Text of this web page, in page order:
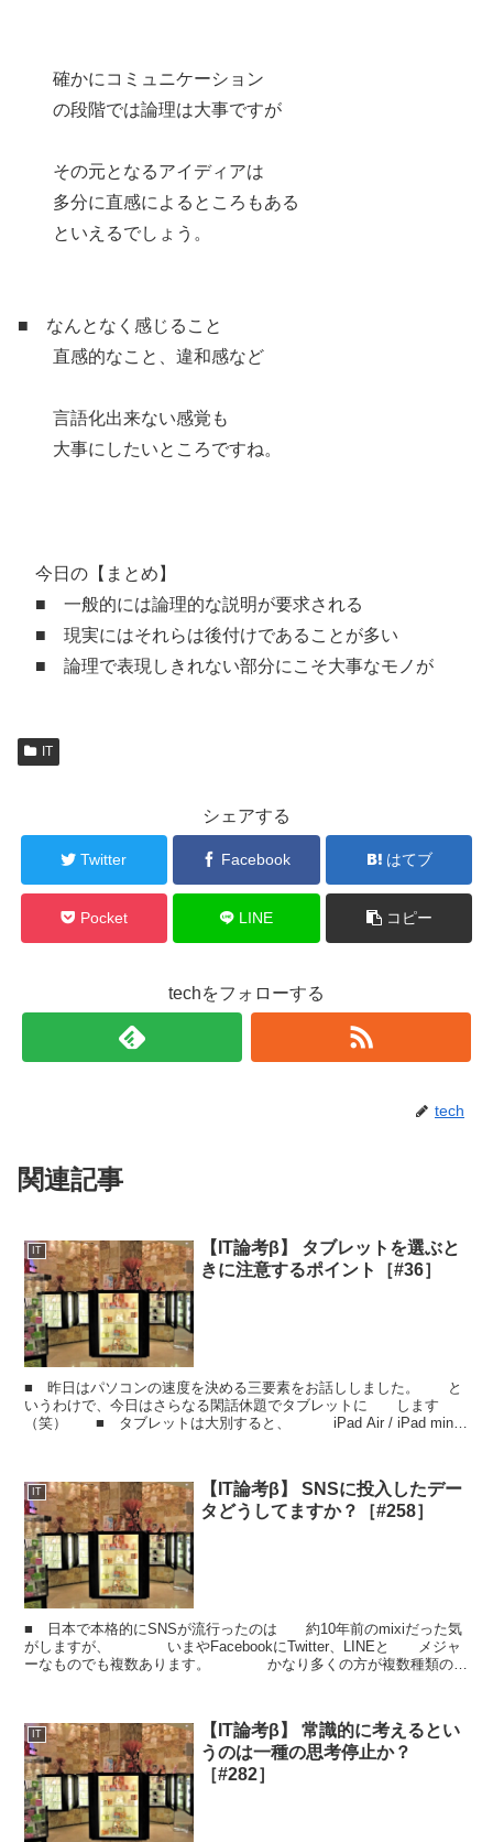
確かにコミュニケーション
の段階では論理は大事ですが
その元となるアイディアは
多分に直感によるところもある
といえるでしょう。
■ なんとなく感じること
直感的なこと、違和感など
言語化出来ない感覚も
大事にしたいところですね。
今日の【まとめ】
■ 一般的には論理的な説明が要求される
■ 現実にはそれらは後付けであることが多い
■ 論理で表現しきれない部分にこそ大事なモノが
IT
シェアする
Twitter Facebook はてブ
Pocket LINE コピー
techをフォローする
tech
関連記事
IT
【IT論考β】 タブレットを選ぶと
きに注意するポイント［#36］
■ 昨日はパソコンの速度を決める三要素をお話ししました。 と
いうわけで、今日はさらなる閑話休題でタブレットに します
（笑） ■ タブレットは大別すると、 iPad Air / iPad mini
IT
【IT論考β】 SNSに投入したデー
タどうしてますか？［#258］
■ 日本で本格的にSNSが流行ったのは 約10年前のmixiだった気
がしますが、 いまやFacebookにTwitter、LINEと メジャ
ーなものでも複数あります。 かなり多くの方が複数種類の
IT
【IT論考β】 常識的に考えるとい
うのは一種の思考停止か？
［#282］